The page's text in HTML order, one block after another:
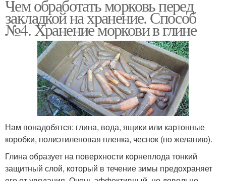
Чем обработать морковь перед
закладкой на хранение. Способ
№4. Хранение моркови в глине
Нам понадобятся: глина, вода, ящики или картонные
коробки, полиэтиленовая пленка, чеснок (по желанию).
Глина образует на поверхности корнеплода тонкий
защитный слой, который в течение зимы предохраняет